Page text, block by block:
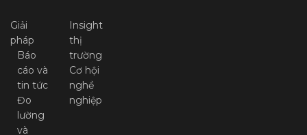
Giải
pháp
Báo
cáo và
tin tức
Đo
lường
và
Insight
thị
trường
Cơ hội
nghề
nghiệp